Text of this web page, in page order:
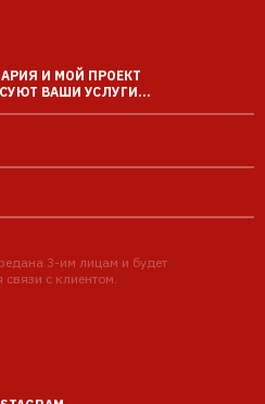
3-им лицам и будет
с клиентом.